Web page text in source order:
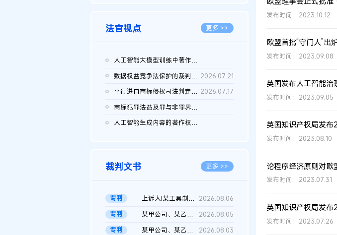
法官视点 更多 >>
人工智能大模型训练中著作权的合理使用
2026.07.28
数据权益竞争法保护的裁判路径构建 2026.07.21
平行进口商标侵权司法判定规则的困境与纾解 2026.07.17
商标犯罪法益及罪与非罪界限研究
人工智能生成内容的著作权司法认定：演进逻辑、现实困境与规则建...
裁判文书 更多 >>
专利 上诉人I某工具制品有限公司与被上诉人程某及一审被告中华人民共和...
2026.08.06
专利
某甲公司、某乙公司、某丙公司申请诉前行为保全复议裁定书
2026.08.05
专利
某甲公司、某乙公司、官某与某丙公司专利申请权权属纠纷 二审判决...
2026.08.03
发布时间：2023.10.12
欧盟首批“守门人”出
发布时间：2023.09.08
英国发布人工智能治
发布时间：2023.09.05
英国知识产权局发
发布时间：2023.08.10
论程序经济原则对欧
发布时间：2023.07.31
英国知识产权局发
发布时间：2023.07.26